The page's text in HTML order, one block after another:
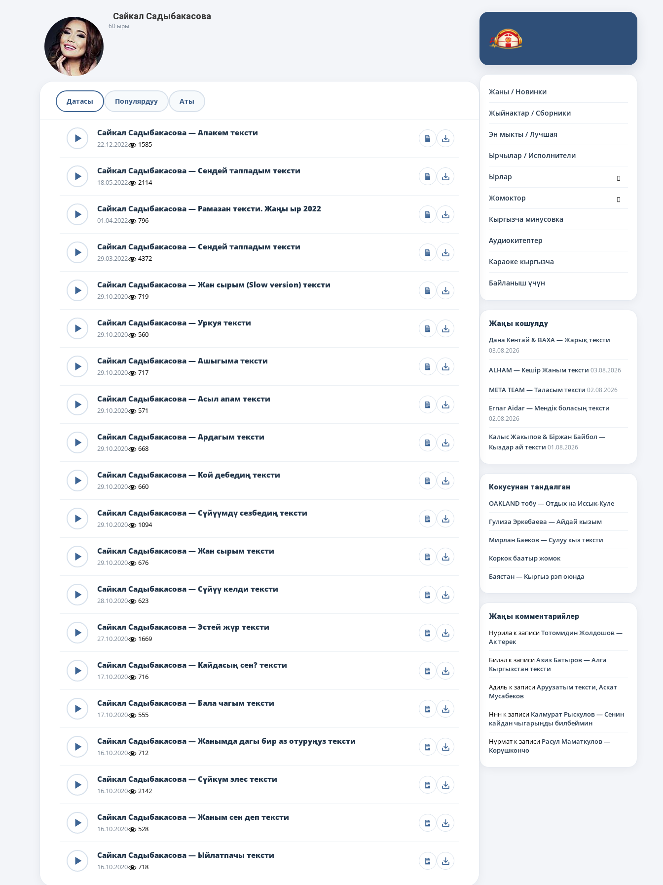
Жаны / Новинки
Жыйнактар / Сборники
Эн мыкты / Лучшая
Ырчылар / Исполнители
Ырлар
дочернее
Жомоктор
дочернее
Кыргызча минусовка
Аудиокитептер
Караоке кыргызча
Байланыш үчүн
Жаңы кошулду
Дана Кентай & BAXA — Жарық тексти
03.08.2026
ALHAM — Кешір Жаным тексти 03.08.2026
META TEAM — Таласым тексти 02.08.2026
Ernar Aidar — Мендік боласың тексти
02.08.2026
Калыс Жакыпов & Біржан Байбол —
Кыздар ай тексти 01.08.2026
Кокусунан тандалган
OAKLAND тобу — Отдых на Иссык-Куле
Гулиза Эркебаева — Айдай кызым
Мирлан Баеков — Сулуу кыз тексти
Коркок баатыр жомок
Баястан — Кыргыз рэп оюнда
Жаңы комментарийлер
Нурила к записиТотомидин Жолдошов —
Ак терек
Билал к записиАзиз Батыров — Алга
Кыргызстан тексти
Адиль к записиАруузатым тексти, Аскат
Мусабеков
Ннн к записи Калмурат Рыскулов — Сенин
кайдан чыгарыңды билбеймин
Нурмат к записи Расул Маматкулов —
Көрүшкөнчө
Сайкал Садыбакасова
60 ыры
Датасы Популярдуу Аты
Сайкал Садыбакасова — Апакем тексти
22.12.2022 1585
Сайкал Садыбакасова — Сендей таппадым тексти
18.05.2022 2114
Сайкал Садыбакасова — Рамазан тексти. Жаңы ыр 2022
01.04.2022 796
Сайкал Садыбакасова — Сендей таппадым тексти
29.03.2022 4372
Сайкал Садыбакасова — Жан сырым (Slow version) тексти
29.10.2020 719
Сайкал Садыбакасова — Уркуя тексти
29.10.2020 560
Сайкал Садыбакасова — Ашыгыма тексти
29.10.2020 717
Сайкал Садыбакасова — Асыл апам тексти
29.10.2020 571
Сайкал Садыбакасова — Ардагым тексти
29.10.2020 668
Сайкал Садыбакасова — Кой дебедиң тексти
29.10.2020 660
Сайкал Садыбакасова — Сүйүүмдү сезбедиң тексти
29.10.2020 1094
Сайкал Садыбакасова — Жан сырым тексти
29.10.2020 676
Сайкал Садыбакасова — Сүйүү келди тексти
28.10.2020 623
Сайкал Садыбакасова — Эстей жүр тексти
27.10.2020 1669
Сайкал Садыбакасова — Кайдасың сен? тексти
17.10.2020 716
Сайкал Садыбакасова — Бала чагым тексти
17.10.2020 555
Сайкал Садыбакасова — Жанымда дагы бир аз отуруңуз тексти
16.10.2020 712
Сайкал Садыбакасова — Сүйкүм элес тексти
16.10.2020 2142
Сайкал Садыбакасова — Жаным сен деп тексти
16.10.2020 528
Сайкал Садыбакасова — Ыйлатпачы тексти
16.10.2020 718